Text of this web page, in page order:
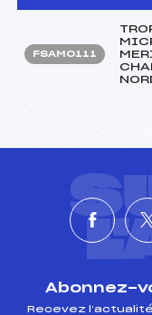
FSAM0111
Abonnez-
Recevez